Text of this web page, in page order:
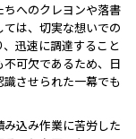
へのクレヨンや落書
は、切実な想いでの
迅速に調達すること
可欠であるため、日
させられた一幕でも
込み作業に苦労した